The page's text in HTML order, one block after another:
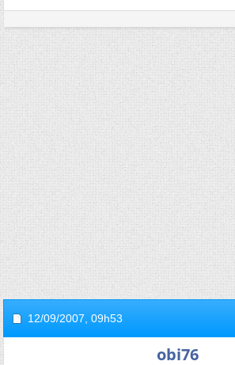
12/09/2007, 09h53
obi76